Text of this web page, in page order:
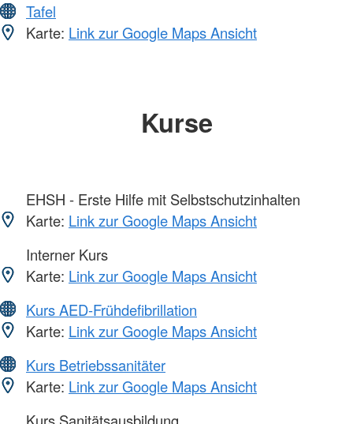
Tafel
Karte: Link zur Google Maps Ansicht
Kurse
EHSH - Erste Hilfe mit Selbstschutzinhalten
Karte: Link zur Google Maps Ansicht
Interner Kurs
Karte: Link zur Google Maps Ansicht
Kurs AED-Frühdefibrillation
Karte: Link zur Google Maps Ansicht
Kurs Betriebssanitäter
Karte: Link zur Google Maps Ansicht